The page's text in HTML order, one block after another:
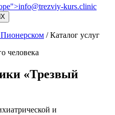
info@trezviy-kurs.clinic
/Каталог услуг
человека
«Трезвый
и